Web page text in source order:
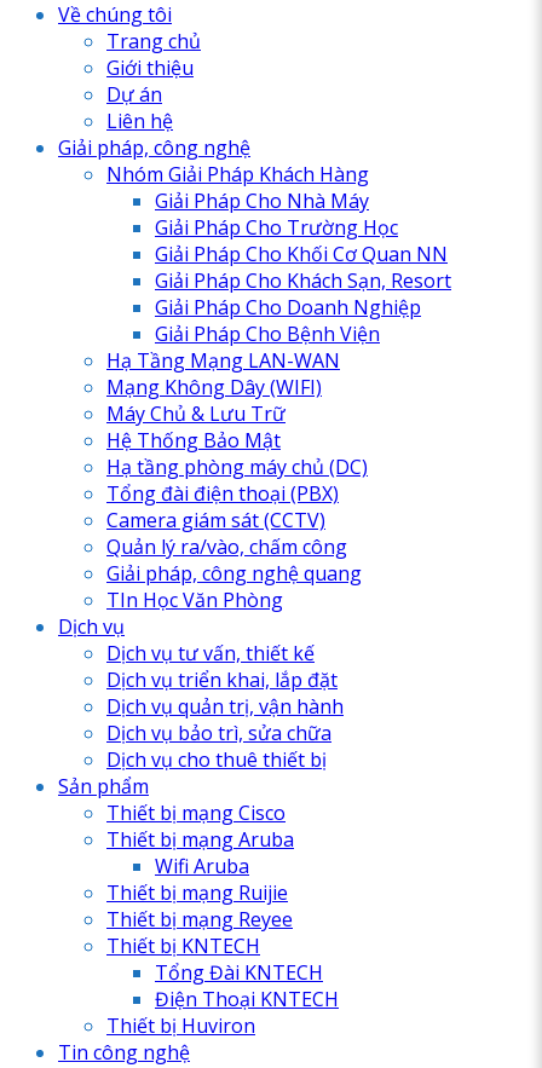
Về chúng tôi
Trang chủ
Giới thiệu
Dự án
Liên hệ
Giải pháp, công nghệ
Nhóm Giải Pháp Khách Hàng
Giải Pháp Cho Nhà Máy
Giải Pháp Cho Trường Học
Giải Pháp Cho Khối Cơ Quan NN
Giải Pháp Cho Khách Sạn, Resort
Giải Pháp Cho Doanh Nghiệp
Giải Pháp Cho Bệnh Viện
Hạ Tầng Mạng LAN-WAN
Mạng Không Dây (WIFI)
Máy Chủ & Lưu Trữ
Hệ Thống Bảo Mật
Hạ tầng phòng máy chủ (DC)
Tổng đài điện thoại (PBX)
Camera giám sát (CCTV)
Quản lý ra/vào, chấm công
Giải pháp, công nghệ quang
TIn Học Văn Phòng
Dịch vụ
Dịch vụ tư vấn, thiết kế
Dịch vụ triển khai, lắp đặt
Dịch vụ quản trị, vận hành
Dịch vụ bảo trì, sửa chữa
Dịch vụ cho thuê thiết bị
Sản phẩm
Thiết bị mạng Cisco
Thiết bị mạng Aruba
Wifi Aruba
Thiết bị mạng Ruijie
Thiết bị mạng Reyee
Thiết bị KNTECH
Tổng Đài KNTECH
Điện Thoại KNTECH
Thiết bị Huviron
Tin công nghệ